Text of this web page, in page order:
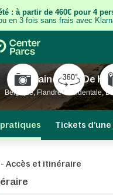
: à partir de 460€ pour 4
en 3 fois sans frais avec
Domaine Park De
Belgique, Flandre-Occidentale,
Tickets
- Accès et itinéraire